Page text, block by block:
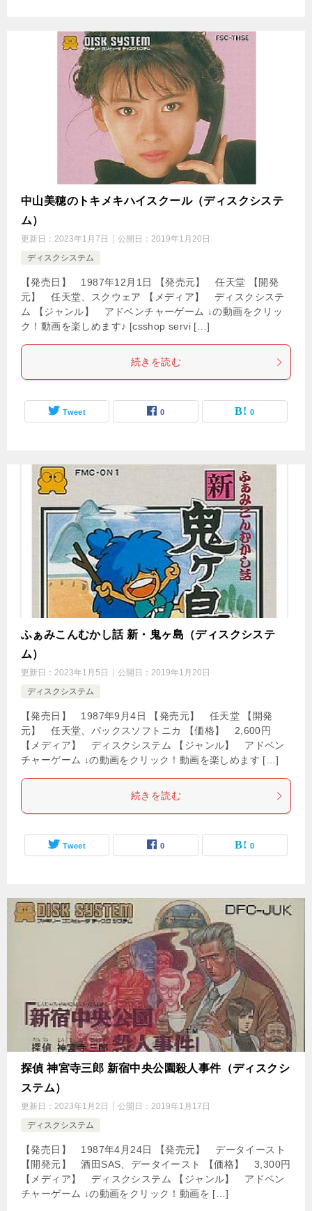
中山美穂のトキメキハイスクール（ディスクシステ
ム）
更新日： 2023年1月7日 公開日： 2019年1月20日
ディスクシステム
【発売日】 1987年12月1日 【発売元】 任天堂 【開発
元】 任天堂、スクウェア 【メディア】 ディスクシステ
ム 【ジャンル】 アドベンチャーゲーム ↓の動画をクリッ
ク！動画を楽しめます♪ [csshop servi […]
続きを読む
Tweet 0 0
ふぁみこんむかし話 新・鬼ヶ島（ディスクシステ
ム）
更新日： 2023年1月5日 公開日： 2019年1月20日
ディスクシステム
【発売日】 1987年9月4日 【発売元】 任天堂 【開発
元】 任天堂、パックスソフトニカ 【価格】 2,600円
【メディア】 ディスクシステム 【ジャンル】 アドベン
チャーゲーム ↓の動画をクリック！動画を楽しめます […]
続きを読む
Tweet 0 0
探偵 神宮寺三郎 新宿中央公園殺人事件（ディスクシ
ステム）
更新日： 2023年1月2日 公開日： 2019年1月17日
ディスクシステム
【発売日】 1987年4月24日 【発売元】 データイースト
【開発元】 酒田SAS、データイースト 【価格】 3,300円
【メディア】 ディスクシステム 【ジャンル】 アドベン
チャーゲーム ↓の動画をクリック！動画を […]